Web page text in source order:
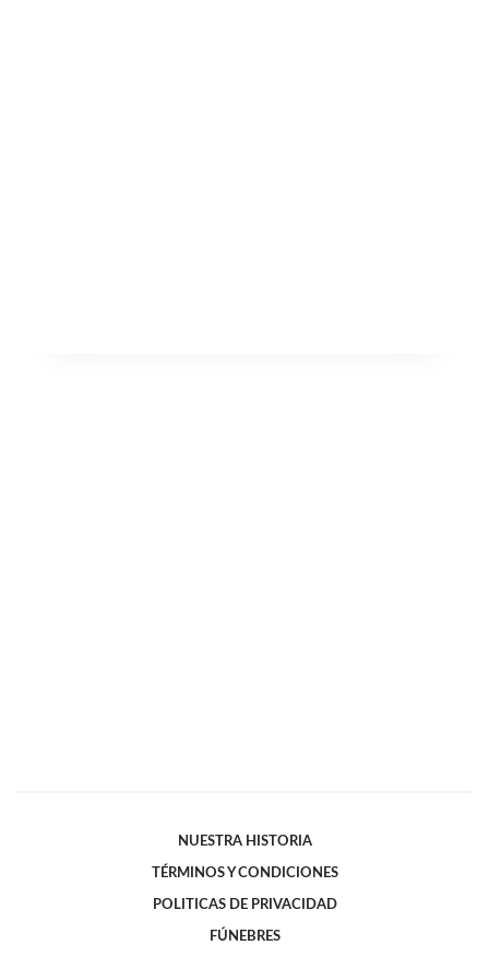
NUESTRA HISTORIA
TÉRMINOS Y CONDICIONES
POLITICAS DE PRIVACIDAD
FÚNEBRES